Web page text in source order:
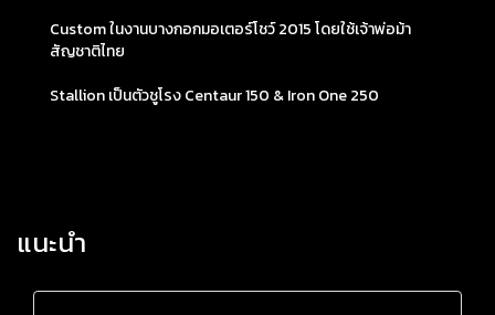
Custom ในงานบางกอกมอเตอร์โชว์ 2015 โดยใช้เจ้าพ่อม้า
สัญชาติไทย
Stallion เป็นตัวชูโรง Centaur 150 & Iron One 250
แนะนำ